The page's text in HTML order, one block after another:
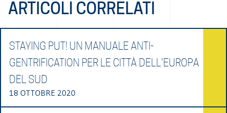
ARTICOLI CORRELATI
STAYING PUT! UN MANUALE ANTI-
GENTRIFICATION PER LE CITTÀ DELL’EUROPA
DEL SUD
18 OTTOBRE 2020